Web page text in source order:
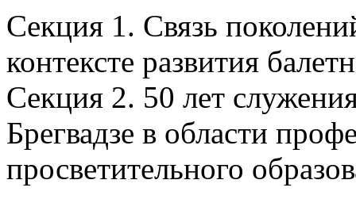
Секция 1. Связь
контексте развития
Секция 2. 50 лет
Брегвадзе в области
просветительного